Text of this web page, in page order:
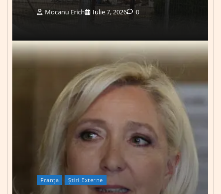
Mocanu Erich Iulie 7, 2026 0
Franța Știri Externe